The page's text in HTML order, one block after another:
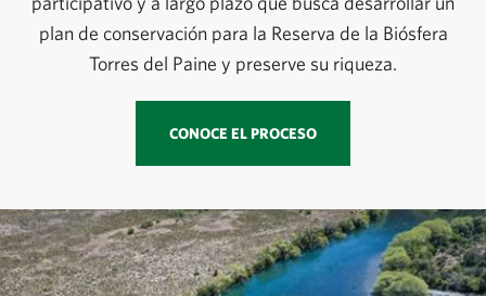
plan de conservación para la Reserva de la Biósfera
Torres del Paine y preserve su riqueza.
CONOCE EL PROCESO